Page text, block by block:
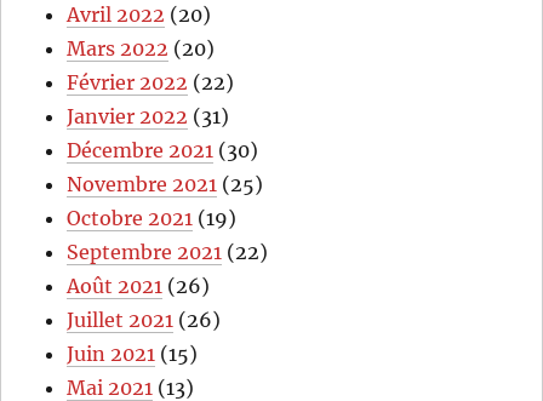
Avril 2022 (20)
Mars 2022 (20)
Février 2022 (22)
Janvier 2022 (31)
Décembre 2021 (30)
Novembre 2021 (25)
Octobre 2021 (19)
Septembre 2021 (22)
Août 2021 (26)
Juillet 2021 (26)
Juin 2021 (15)
Mai 2021 (13)